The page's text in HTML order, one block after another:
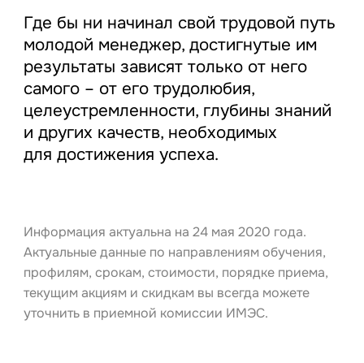
Где бы ни начинал свой трудовой путь
молодой менеджер, достигнутые им
результаты зависят только от него
самого – от его трудолюбия,
целеустремленности, глубины знаний
и других качеств, необходимых
для достижения успеха.
Информация актуальна на 24 мая 2020 года.
Актуальные данные по направлениям обучения,
профилям, срокам, стоимости, порядке приема,
текущим акциям и скидкам вы всегда можете
уточнить в приемной комиссии ИМЭС.